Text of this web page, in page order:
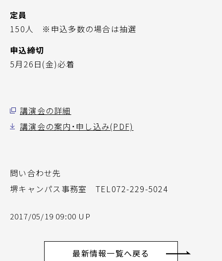
定員
150人 ※申込多数の場合は抽選
申込締切
5月26日(金)必着
講演会の詳細
講演会の案内・申し込み(PDF)
問い合わせ先
堺キャンパス事務室 TEL072-229-5024
2017/05/19 09:00 UP
最新情報一覧へ戻る